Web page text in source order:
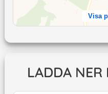
Visa
LADDA NER